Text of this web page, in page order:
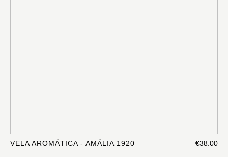
VELA AROMÁTICA - AMÁLIA 1920 €38.00